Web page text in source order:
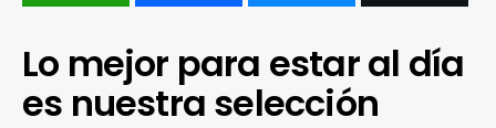
Lo mejor para estar al día
es nuestra selección